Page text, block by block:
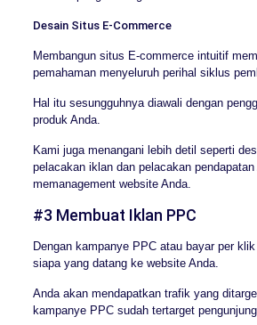
Desain Situs E-Commerce
Membangun situs E-commerce intuitif
pemahaman menyeluruh perihal siklus
Hal itu sesungguhnya diawali dengan
produk Anda.
Kami juga menangani lebih detil seperti
pelacakan iklan dan pelacakan
memanagement website Anda.
#3 Membuat Iklan PPC
Dengan kampanye PPC atau bayar per
siapa yang datang ke website Anda.
Anda akan mendapatkan trafik yang
kampanye PPC sudah tertarget